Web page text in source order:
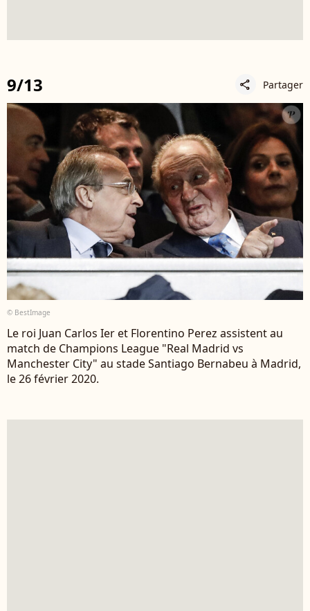
9/13 share Partager
© BestImage
Le roi Juan Carlos Ier et Florentino Perez assistent au
match de Champions League "Real Madrid vs
Manchester City" au stade Santiago Bernabeu à Madrid,
le 26 février 2020.